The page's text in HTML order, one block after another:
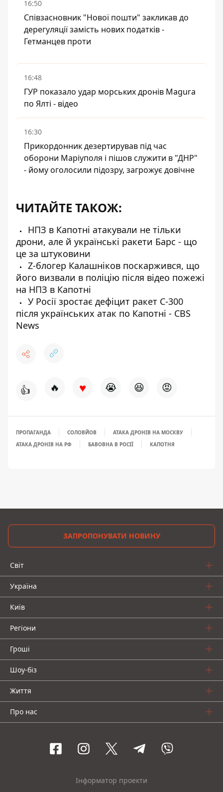
16:50
Співзасновник "Нової пошти" закликав до
дерегуляції замість нових податків -
Гетманцев проти
16:48
ГУР показало удар морських дронів Magura
по Ялті - відео
16:30
Прикордонник дезертирував під час
оборони Маріуполя і пішов служити в "ДНР"
- йому оголосили підозру, загрожує довічне
ЧИТАЙТЕ ТАКОЖ:
НПЗ в Капотні атакували не тільки
дрони, але й українські ракети Барс - що
це за штуковини
Z-блогер Калашніков поскаржився, що
його визвали в поліцію після відео пожежі
на НПЗ в Капотні
У Росії зростає дефіцит ракет С-300
після українських атак по Капотні - CBS
News
👍 🔥 ♥ 😭 😆 😡
ПРОПАГАНДА СОЛОВЙОВ
АТАКА ДРОНІВ НА МОСКВУ
АТАКА ДРОНІВ НА РФ
БАВОВНА В РОСІЇ КАПОТНЯ
ЗАПРОПОНУВАТИ НОВИНУ
Світ
Україна
Київ
Регіони
Гроші
Шоу-біз
Життя
Про нас
Інформатор проекти